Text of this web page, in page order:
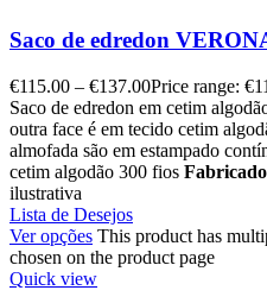
Saco de edredon
€115.00 – €137.00Price range:
Saco de edredon em cetim
outra face é em tecido cetim
almofada são em estampado
cetim algodão 300 fios
ilustrativa
Lista de Desejos
Ver opções This product has
chosen on the product page
Quick view